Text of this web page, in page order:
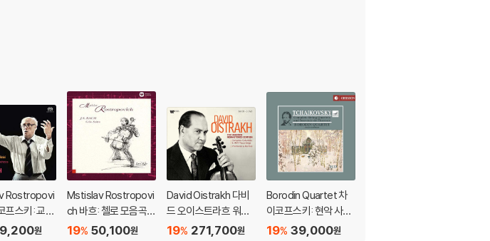
Rostropovi
프스키: 교향
원
Mstislav Rostropovi
ch 바흐: 첼로 모음곡 1
-6번 (Bach: Cello Sui
50,100원
19%
David Oistrakh 다비
드 오이스트라흐 워너
레이블 녹음 전집 (The
271,700원
19%
Borodin Quartet 차
이코프스키: 현악 사중
주 전곡 (Tchaikovsk
39,000원
19%